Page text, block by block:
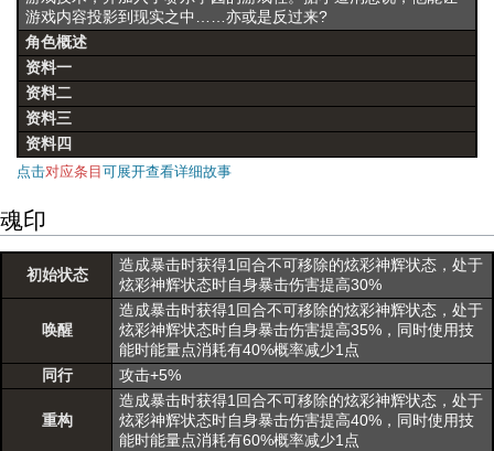
游戏内容投影到现实之中……亦或是反过来?
角色概述
资料一
资料二
资料三
资料四
点击对应条目 可展开查看详细故事
魂印
初始状态
造成暴击时获得1回合不可移除的炫彩神辉状态，处于
炫彩神辉状态时自身暴击伤害提高30%
唤醒
造成暴击时获得1回合不可移除的炫彩神辉状态，处于
炫彩神辉状态时自身暴击伤害提高35%，同时使用技
能时能量点消耗有40%概率减少1点
同行
攻击+5%
重构
造成暴击时获得1回合不可移除的炫彩神辉状态，处于
炫彩神辉状态时自身暴击伤害提高40%，同时使用技
能时能量点消耗有60%概率减少1点